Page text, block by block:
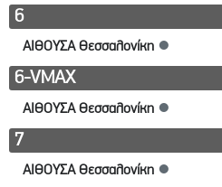
6
ΑΙΘΟΥΣΑ Θεσσαλονίκη ●
6-VMAX
ΑΙΘΟΥΣΑ Θεσσαλονίκη ●
7
ΑΙΘΟΥΣΑ Θεσσαλονίκη ●